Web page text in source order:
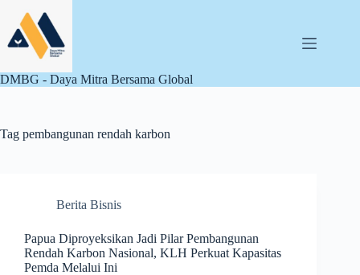
content
DMBG - Daya Mitra Bersama Global
Tag pembangunan rendah karbon
Berita Bisnis
Papua Diproyeksikan Jadi Pilar Pembangunan
Rendah Karbon Nasional, KLH Perkuat Kapasitas
Pemda Melalui Ini